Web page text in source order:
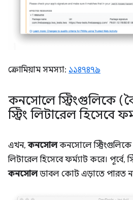
ক্রোমিয়াম সমস্যা: ১১৪৭৪৭৯
কনসোলে স্ট্রিংগুলিকে
স্ট্রিং লিটারেল হিসেবে
এখন,কনসোলকনসোলে স্ট্রিংগুলিকে
লিটারেল হিসেবে ফর্ম্যাট করে। পূর্বে,
কনসোলডাবল কোট এড়াতে পারত